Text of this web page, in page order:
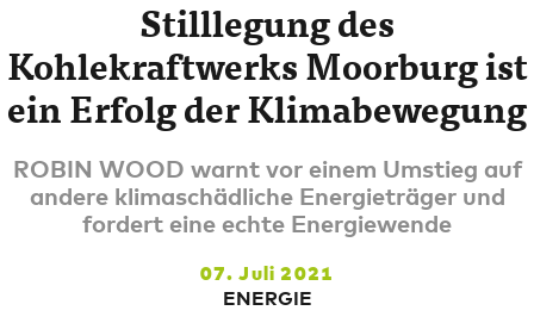
Stilllegung des
Kohlekraftwerks Moorburg ist
ein Erfolg der Klimabewegung
ROBIN WOOD warnt vor einem Umstieg auf
andere klimaschädliche Energieträger und
fordert eine echte Energiewende
07. Juli 2021
ENERGIE